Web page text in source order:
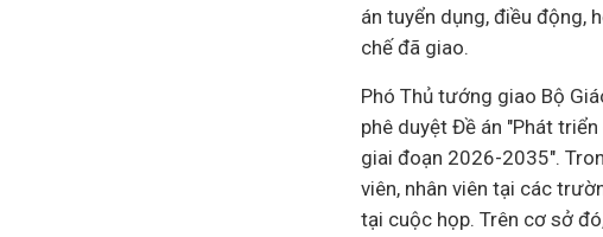
án tuyển dụng, điều động,
chế đã giao.
Phó Thủ tướng giao Bộ
phê duyệt Đề án "Phát
giai đoạn 2026-2035".
viên, nhân viên tại các
tại cuộc họp. Trên cơ sở